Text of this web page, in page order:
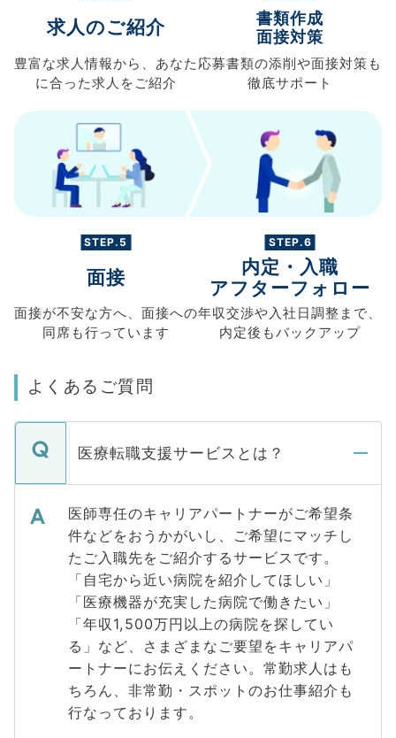
求人のご紹介
豊富な求人情報から、 あなた
に合った求人を ご紹介
書類作成
面接対策
応募書類の添削や面接対策も
徹底サポート
STEP.5
面接
面接が不安な方へ、 面接への
同席も行っています
STEP.6
内定・入職
アフターフォロー
年収交渉や入社日調整まで、
内定後もバックアップ
よくあるご質問
医療転職支援サービスとは？
医師専任のキャリアパートナーがご希望条
件などをおうかがいし、ご希望にマッチし
たご入職先をご紹介するサービスです。
「自宅から近い病院を紹介してほしい」
「医療機器が充実した病院で働きたい」
「年収1,500万円以上の病院を探してい
る」など、さまざまなご要望をキャリアパ
ートナーにお伝えください。常勤求人はも
ちろん、非常勤・スポットのお仕事紹介も
行なっております。